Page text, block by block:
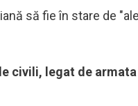
să fie în stare de
civili, legat de